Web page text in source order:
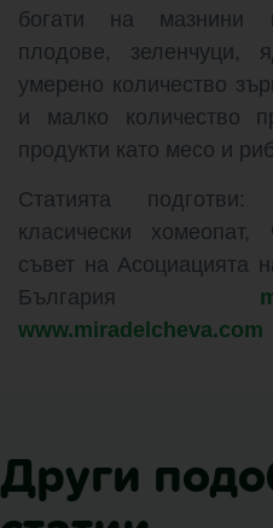
богати на мазнини
плодове, зеленчуци,
умерено количество
и малко количество
продукти като месо и
Статията
класически
съвет на Асоциацията
България
www.miradelcheva.com
Други